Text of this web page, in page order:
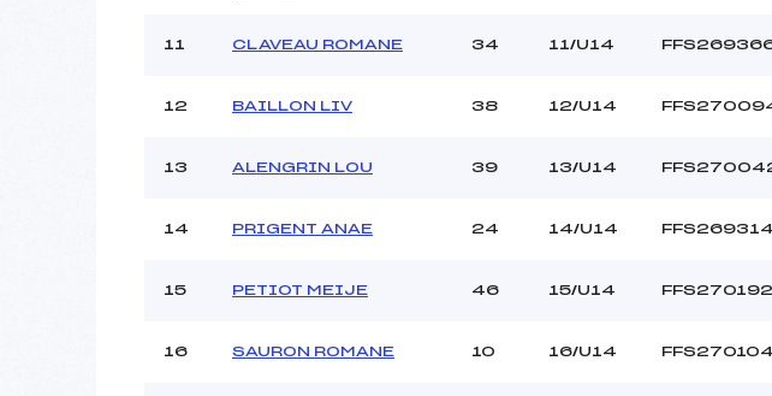
11 CLAVEAU ROMANE 34 11/U14
12 BAILLON LIV 38 12/U14
13 ALENGRIN LOU 39 13/U14
14 PRIGENT ANAE 24 14/U14
15 PETIOT MEIJE 46 15/U14
16 SAURON ROMANE 10 16/U14